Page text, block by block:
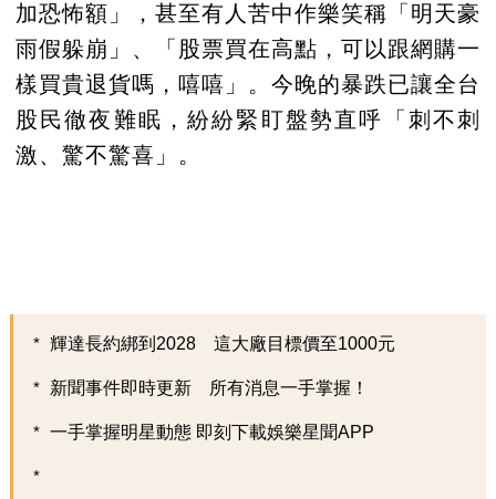
加恐怖額」，甚至有人苦中作樂笑稱「明天豪
雨假躲崩」、「股票買在高點，可以跟網購一
樣買貴退貨嗎，嘻嘻」。今晚的暴跌已讓全台
股民徹夜難眠，紛紛緊盯盤勢直呼「刺不刺
激、驚不驚喜」。
輝達長約綁到2028 這大廠目標價至1000元
新聞事件即時更新 所有消息一手掌握！
一手掌握明星動態 即刻下載娛樂星聞APP